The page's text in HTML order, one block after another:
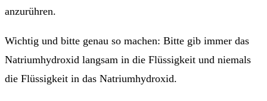
anzurühren.
Wichtig und bitte genau so machen: Bitte gib immer das
Natriumhydroxid langsam in die Flüssigkeit und niemals
die Flüssigkeit in das Natriumhydroxid.